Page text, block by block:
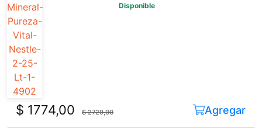
Disponible
$ 1774,00 $ 2729,00 Agregar